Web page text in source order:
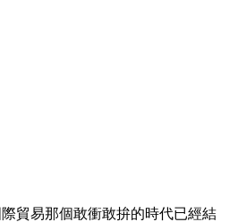
貿易那個敢衝敢拚的時代已經結